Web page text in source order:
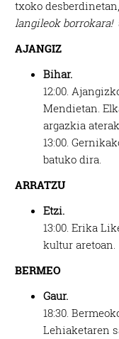
txoko
langileok borrokara!
AJANGIZ
Bihar.
12:00.
Mendietan.
argazkia
13:00.
batuko dira.
ARRATZU
Etzi.
13:00. Erika
kultur aretoan.
BERMEO
Gaur.
18:30.
Lehiaketaren